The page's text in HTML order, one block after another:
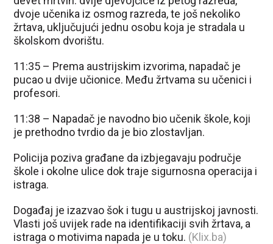
dvoje učenika iz osmog razreda, te još nekoliko
žrtava, uključujući jednu osobu koja je stradala u
školskom dvorištu.
11:35 – Prema austrijskim izvorima, napadač je
pucao u dvije učionice. Među žrtvama su učenici i
profesori.
11:38 – Napadač je navodno bio učenik škole, koji
je prethodno tvrdio da je bio zlostavljan.
Policija poziva građane da izbjegavaju područje
škole i okolne ulice dok traje sigurnosna operacija i
istraga.
Događaj je izazvao šok i tugu u austrijskoj javnosti.
Vlasti još uvijek rade na identifikaciji svih žrtava, a
istraga o motivima napada je u toku. (Klix.ba)